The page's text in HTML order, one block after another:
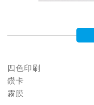
四色印刷
鑽卡
霧膜